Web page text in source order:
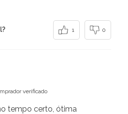
1 0
verificado
tempo certo, ótima